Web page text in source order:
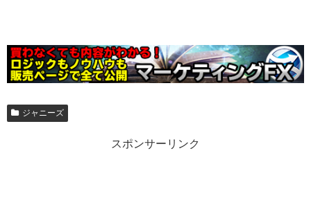
ジャニーズ
スポンサーリンク